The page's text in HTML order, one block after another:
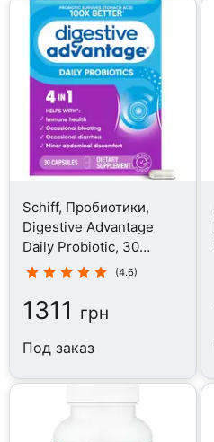
Schiff, Пробиотики,
Digestive Advantage
Daily Probiotic, 30
капсул
(4.6)
1311 грн
Под заказ